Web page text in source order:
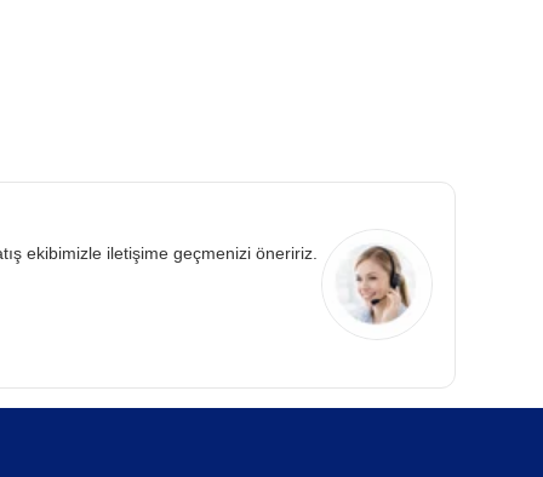
ve güvenilir kullanım sunar. Tüm işlemlerin tek set ile
performans sunarak bakım ve ekipman maliyetlerinin
ekibimizle iletişime geçmenizi öneririz.